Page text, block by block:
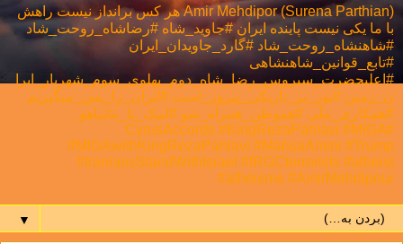
Amir Mehdipor (Surena Parthian) هر كس برانداز نيست راهش
با ما يكی نيست پاینده ایران #جاوید_شاه #رضاشاه_روحت_شاد
#شاهنشاه_روحت_شاد #گارد_جاویدان_ایران
#تابع_قوانین_شاهنشاهی
#اعلیحضرت_سیروس_رضا_شاه_دوم_پهلوی_سوم_شهریار_ایرا
ن_زمین #نور_بر_تاریکی_پیروز_است #ایران_را_پس_میگیریم
#همکاری_ملی⁩ #هموطن_همراه_شو #لبیک_یا_نتانیاهو
#CyrusAccords #KingRezaPahlavi #MIGA
#MIGAwithKingRezaPahlavi #MahsaAmini #Trump
#IraniansStandWithIsrael #IRGCterrorists #atheist
#atheisme #AmirMehdipour
▼